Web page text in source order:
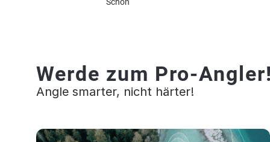
Werde zum Pro-
Angle smarter, nicht härter!